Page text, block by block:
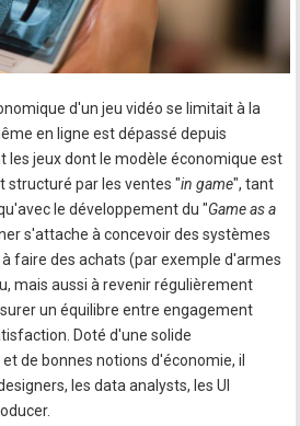
d'un jeu vidéo se limitait à la
en ligne est dépassé depuis
les jeux dont le modèle économique est
structuré par les ventes "in game", tant
le développement du "Game as a
s'attache à concevoir des systèmes
faire des achats (par exemple d'armes
mais aussi à revenir régulièrement
un équilibre entre engagement
Doté d'une solide
de bonnes notions d'économie, il
les data analysts, les UI